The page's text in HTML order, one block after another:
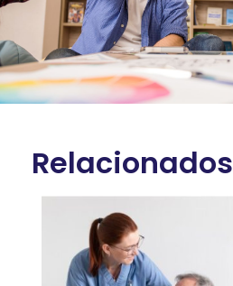
Relacionados